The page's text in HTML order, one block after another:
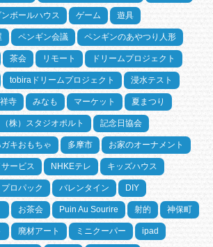
ンボールハウス ゲーム 遊具
ペンギン会議 ペンギンのあやつり人形
茶会 リモート ドリームプロジェクト
tobiraドリームプロジェクト 浸水テスト
寺 みなも マーケット 夏まつり
（株）スタジオポルト 記念日協会
キおもちゃ 多摩市 お家のオーナメント
ービス NHKEテレ キッズハウス
プロパック バレンタイン DIY
お茶会 Puin Au Sourire 射的 神保町
廃材アート ミニクーパー ipad